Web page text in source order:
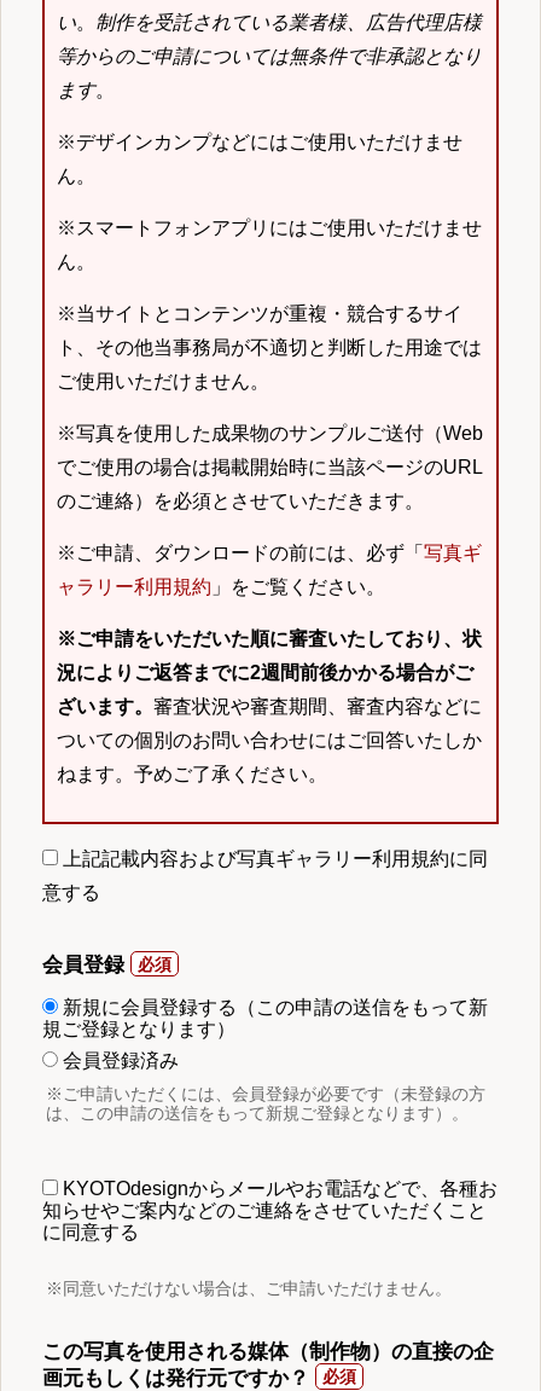
い。 制作を受託されている業者様、広告代理店様
等からのご申請については無条件で非承認となり
ます。
※デザインカンプなどにはご使用いただけませ
ん。
※スマートフォンアプリにはご使用いただけませ
ん。
※当サイトとコンテンツが重複・競合するサイ
ト、その他当事務局が不適切と判断した用途では
ご使用いただけません。
※写真を使用した成果物のサンプルご送付（Web
でご使用の場合は掲載開始時に当該ページのURL
のご連絡）を必須とさせていただきます。
※ご申請、ダウンロードの前には、必ず「 写真ギ
ャラリー利用規約 」をご覧ください。
※ご申請をいただいた順に審査いたしており、状
況によりご返答までに2週間前後かかる場合がご
ざいます。 審査状況や審査期間、審査内容などに
ついての個別のお問い合わせにはご回答いたしか
ねます。予めご了承ください。
上記記載内容および写真ギャラリー利用規約に同
意する
会員登録
新規に会員登録する（この申請の送信をもって新
規ご登録となります）
会員登録済み
※ご申請いただくには、会員登録が必要です（未登録の方
は、この申請の送信をもって新規ご登録となります）。
KYOTOdesignからメールやお電話などで、各種お
知らせやご案内などのご連絡をさせていただくこと
に同意する
※同意いただけない場合は、ご申請いただけません。
この写真を使用される媒体（制作物）の直接の企
画元もしくは発行元ですか？